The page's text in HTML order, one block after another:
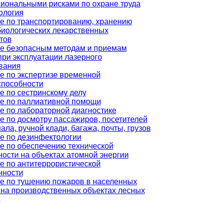
рисками по охране труда
по транспортированию, хранению
лекарственных
безопасным методам и приемам
эксплуатации лазерного
по экспертизе временной
по сестринскому делу
по паллиативной помощи
по лабораторной диагностике
по досмотру пассажиров, посетителей
ручной клади, багажа, почты, грузов
по дезинфектологии
по обеспечению технической
на объектах атомной энергии
по антитеррористической
по тушению пожаров в населенных
на производственных объектах лесных